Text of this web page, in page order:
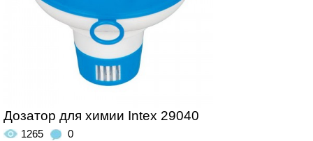
Дозатор для химии Intex 29040
1265 0